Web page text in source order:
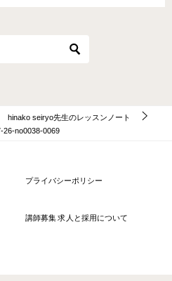
hinako seiryo先生のレッスンノート
26-no0038-0069
プライバシーポリシー
講師募集 求人と採用について